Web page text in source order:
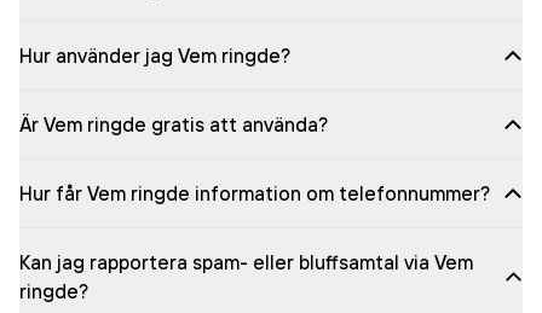
Hur använder jag Vem ringde?
Är Vem ringde gratis att använda?
Hur får Vem ringde information om telefonnummer?
Kan jag rapportera spam- eller bluffsamtal via Vem
ringde?